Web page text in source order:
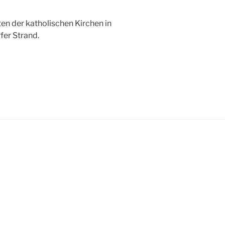
der katholischen Kirchen in
Strand.